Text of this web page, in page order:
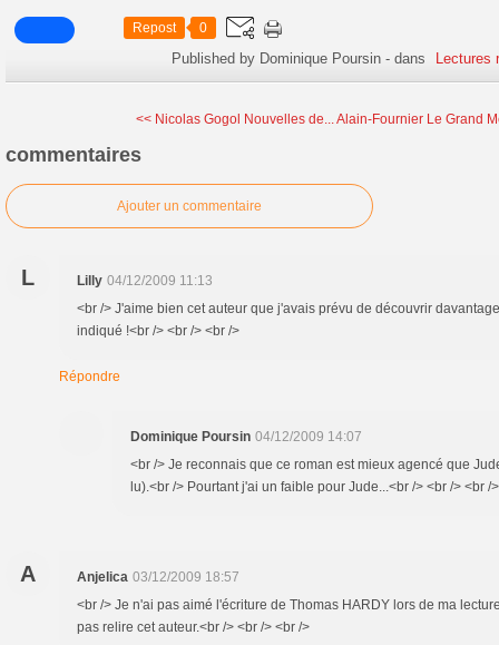
Repost 0
Published by Dominique Poursin -dans Lectures
<< Nicolas Gogol Nouvelles de...Alain-Fournier Le Grand
commentaires
Ajouter un commentaire
L Lilly 04/12/2009 11:13
<br /> J'aime bien cet auteur que j'avais prévu de découvrir
indiqué !<br /> <br /> <br />
Répondre
Dominique Poursin 04/12/2009 14:07
<br /> Je reconnais que ce roman est mieux agencé que
lu).<br /> Pourtant j'ai un faible pour Jude...<br /> <br /> <br />
A Anjelica 03/12/2009 18:57
<br /> Je n'ai pas aimé l'écriture de Thomas HARDY lors de ma
pas relire cet auteur.<br /> <br /> <br />